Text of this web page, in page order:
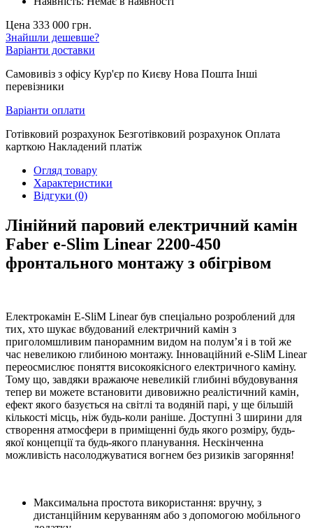
Цена 333 000 грн.
Знайшли дешевше?
Варіанти доставки
Самовивіз з офісу Кур'єр по Києву Нова Пошта Інші
перевізники
Варіанти оплати
Готівковий розрахунок Безготівковий розрахунок Оплата
карткою Накладений платіж
Огляд товару
Характеристики
Відгуки (0)
Лінійний паровий електричний камін
Faber e-Slim Linear 2200-450
фронтального монтажу з обігрівом
Електрокамін E-SliM Linear був спеціально розроблений для
тих, хто шукає вбудований електричний камін з
приголомшливим панорамним видом на полум’я і в той же
час невеликою глибиною монтажу. Інноваційний e-SliM Linear
переосмислює поняття високоякісного електричного каміну.
Тому що, завдяки вражаюче невеликій глибині вбудовування
тепер ви можете встановити дивовижно реалістичний камін,
ефект якого базується на світлі та водяній парі, у ще більшій
кількості місць, ніж будь-коли раніше. Доступні 3 ширини для
створення атмосфери в приміщенні будь якого розміру, будь-
якої концепції та будь-якого планування. Нескінченна
можливість насолоджуватися вогнем без ризиків загоряння!
Максимальна простота використання: вручну, з
дистанційним керуванням або з допомогою мобільного